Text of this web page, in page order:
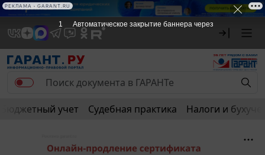
Бюджетный учет Судебная практика Налоги и
1 Автоматическое закрытие баннера через
РЕКЛАМА • GARANT.RU